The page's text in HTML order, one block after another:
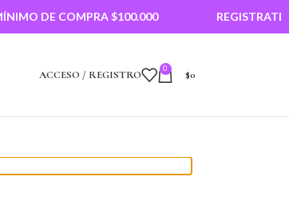
DE COMPRA $100.000 REGISTRATE PARA
ACCESO / REGISTRO 0 $0